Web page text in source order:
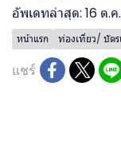
อัพเดทล่าสุด: 16 ต.
หน้าแรก ท่องเที่ยว/ บัตร
แชร์